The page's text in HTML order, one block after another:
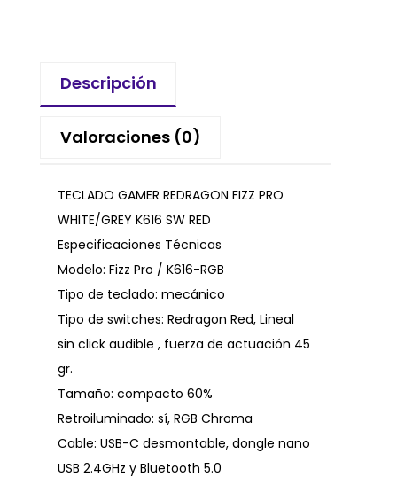
Descripción
Valoraciones (0)
TECLADO GAMER REDRAGON FIZZ PRO
WHITE/GREY K616 SW RED
Especificaciones Técnicas
Modelo: Fizz Pro / K616-RGB
Tipo de teclado: mecánico
Tipo de switches: Redragon Red, Lineal
sin click audible , fuerza de actuación 45
gr.
Tamaño: compacto 60%
Retroiluminado: sí, RGB Chroma
Cable: USB-C desmontable, dongle nano
USB 2.4GHz y Bluetooth 5.0